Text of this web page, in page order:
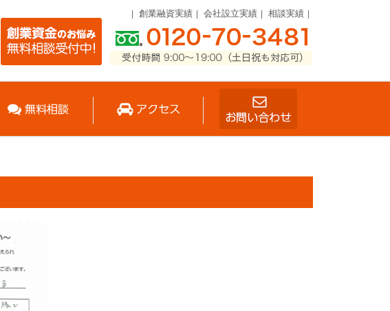
創業融資実績 会社設立実績 相談実績